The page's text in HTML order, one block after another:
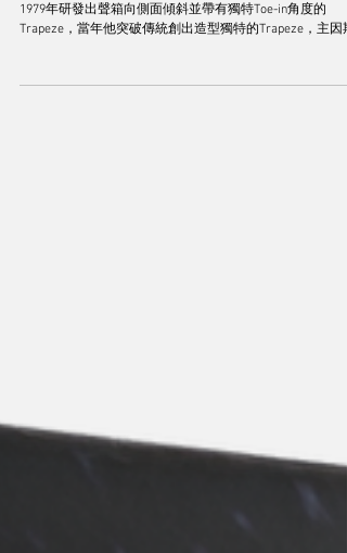
Audiovector Trapeze Reimagined隱藏最佳Toe-in角
的設計
1979年研發出聲箱向側面傾斜並帶有獨特Toe-in角度的